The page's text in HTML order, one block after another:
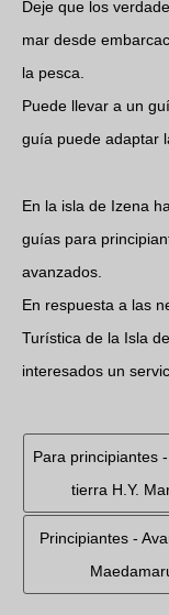
Deje que los
mar desde
la pesca.
Puede llevar a un
guía puede adaptar
En la isla de Izena
guías para
avanzados.
En respuesta a las
Turística de la Isla
interesados un
Para principiantes
tierra H.Y.
Principiantes -